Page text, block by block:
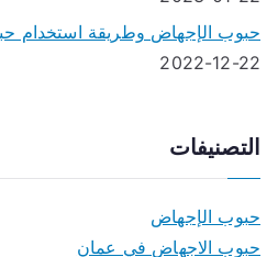
حبوب الإجهاض وطريقة استخدام حبوب
2022-12-22
التصنيفات
حبوب الإجهاض
حبوب الاجهاض في عمان